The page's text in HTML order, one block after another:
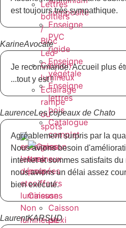
Lettres
boitiers
/
Bloc
Led
Caisson
lumineux
Eclairage
rampe
ou
spots
Non
lumineuse
composite
Enseigne
PVC
rigide
Enseigne
végétale
Enseigne
lettres
bois
Catalogue
complet
Caissons
Caisson
plexi
est toujours très sympathique.
KarineAvocate
Je recommande. Accueil plus
...tout y est !
LaurenceLes copeaux de Chato
Agréablement surpris par la
Nous avions besoin
internet et sommes satisfaits
nous avions un délai assez
bien exécuté.
LaurentKARSUD